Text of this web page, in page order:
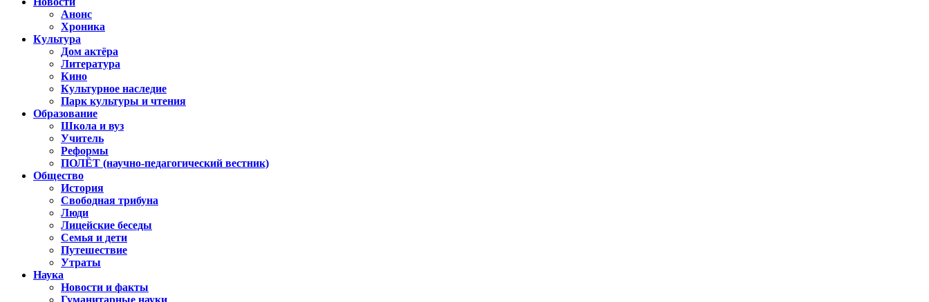
Анонс
Хроника
Культура
Дом актёра
Литература
Кино
Культурное наследие
Парк культуры и чтения
Образование
Школа и вуз
Учитель
Реформы
ПОЛЁТ (научно-педагогический вестник)
Общество
История
Свободная трибуна
Люди
Лицейские беседы
Семья и дети
Путешествие
Утраты
Наука
Новости и факты
Гуманитарные науки